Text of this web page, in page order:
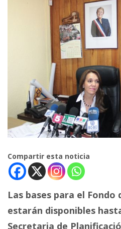
Compartir esta noticia
Las bases para el
estarán disponibles
Secretaria de